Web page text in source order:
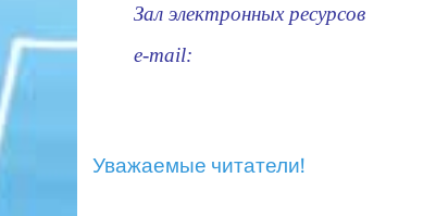
Зал электронных ресурсов
e-mail:
Уважаемые читатели!